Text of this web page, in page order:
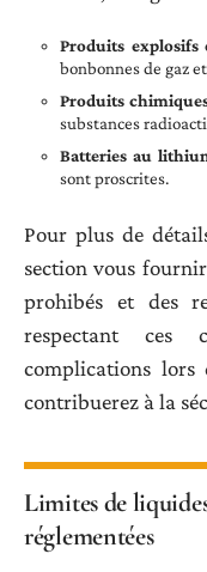
Produits explosifs
bonbonnes de gaz
Produits
substances
Batteries au
sont proscrites.
Pour plus de
section vous
prohibés et des
respectant ces
complications lors
contribuerez à la
Limites de
réglementées